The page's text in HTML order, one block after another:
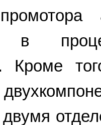
в
Кроме
двумя